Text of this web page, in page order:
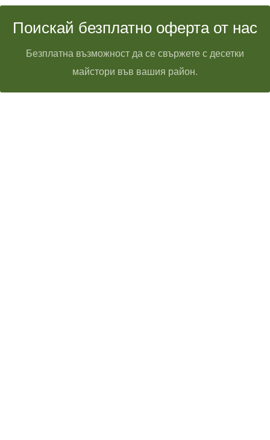
Поискай безплатно оферта от нас
Безплатна възможност да се свържете с десетки
майстори във вашия район.